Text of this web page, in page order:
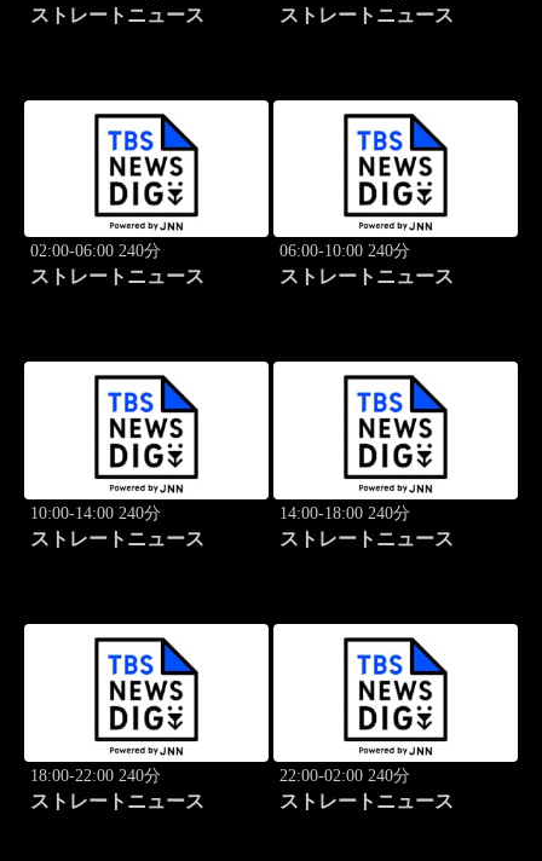
ストレートニュース ストレートニュース
02:00-06:00 240分
ストレートニュース
06:00-10:00 240分
ストレートニュース
10:00-14:00 240分
ストレートニュース
14:00-18:00 240分
ストレートニュース
18:00-22:00 240分
ストレートニュース
22:00-02:00 240分
ストレートニュース